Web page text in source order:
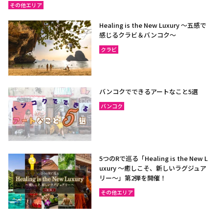
その他エリア
Healing is the New Luxury ～五感で
感じるクラビ＆バンコク～
クラビ
バンコクでできるアートなこと5選
バンコク
5つのRで巡る「Healing is the New L
uxury ～癒しこそ、新しいラグジュア
リー〜」第2弾を開催！
その他エリア